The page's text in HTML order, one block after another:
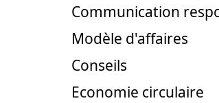
Communication
Modèle d'affaires
Conseils
Economie circulaire